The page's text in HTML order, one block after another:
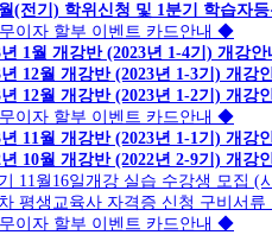
(전기) 학위신청 및 1분기 학습자
이자 할부 이벤트 카드안내 ◆
1월 개강반 (2023년 1-4기) 개강안
12월 개강반 (2023년 1-3기) 개강
12월 개강반 (2023년 1-2기) 개강
이자 할부 이벤트 카드안내 ◆
11월 개강반 (2023년 1-1기) 개강
10월 개강반 (2022년 2-9기) 개강
11월16일개강 실습 수강생 모집
평생교육사 자격증 신청 구비서류
이자 할부 이벤트 카드안내 ◆